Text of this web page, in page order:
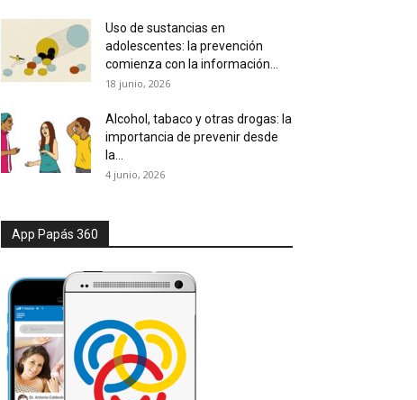
Uso de sustancias en
adolescentes: la prevención
comienza con la información...
18 junio, 2026
Alcohol, tabaco y otras drogas: la
importancia de prevenir desde
la...
4 junio, 2026
App Papás 360